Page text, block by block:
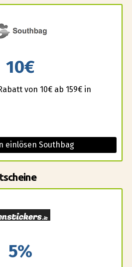
10€
von 10€ ab 159€ in
einlösen Southbag
5%